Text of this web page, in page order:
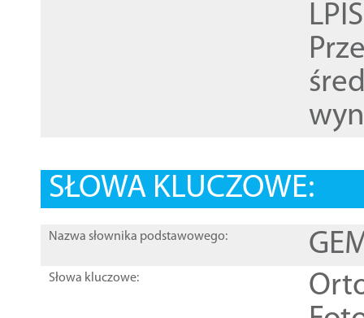
SŁOWA KLUCZOWE:
Nazwa słownika podstawowego:
Słowa kluczowe: